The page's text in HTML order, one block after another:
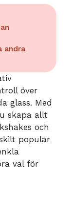
andra
över
glass. Med
skapa allt
och
populär
val för